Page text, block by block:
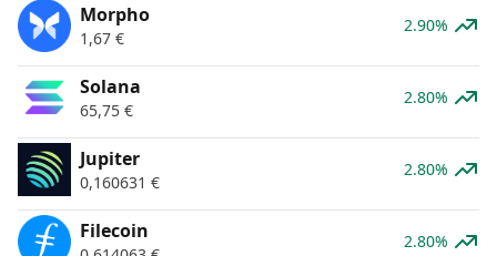
Morpho
1,67 €
2.90%
Solana
65,75 €
2.80%
Jupiter
0,160631 €
2.80%
Filecoin 2.80%